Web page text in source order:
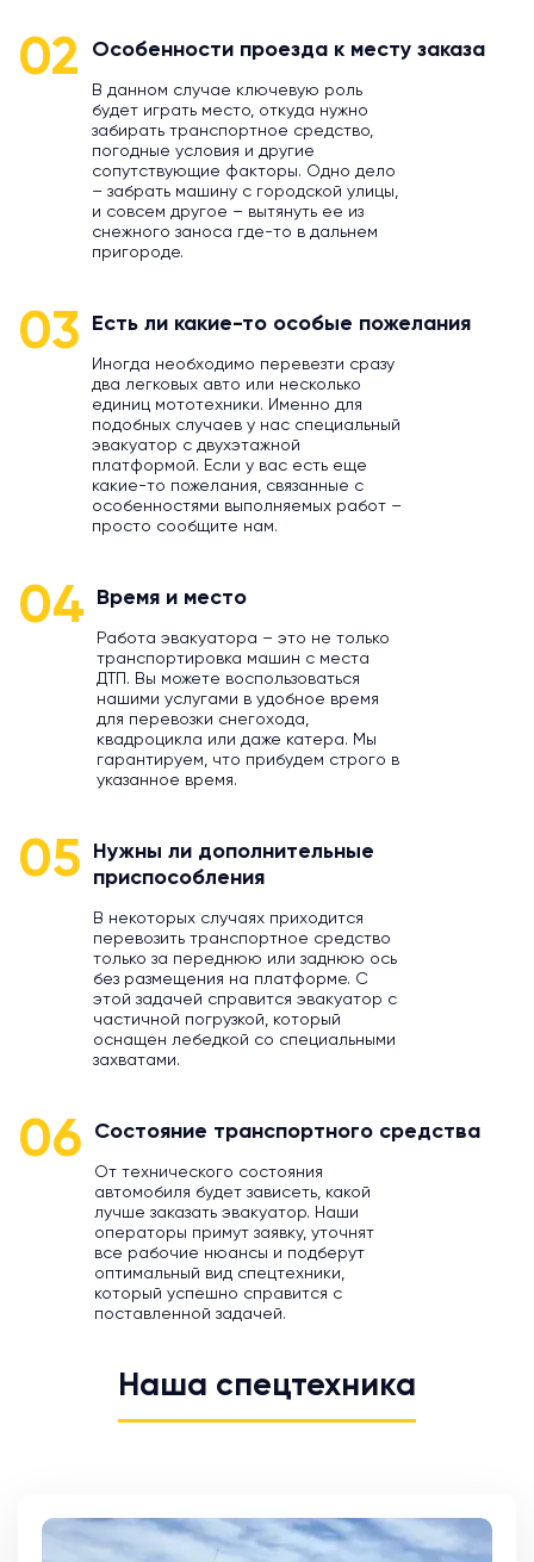
02 Особенности проезда к месту заказа
В данном случае ключевую роль
будет играть место, откуда нужно
забирать транспортное средство,
погодные условия и другие
сопутствующие факторы. Одно дело
– забрать машину с городской улицы,
и совсем другое – вытянуть ее из
снежного заноса где-то в дальнем
пригороде.
03 Есть ли какие-то особые пожелания
Иногда необходимо перевезти сразу
два легковых авто или несколько
единиц мототехники. Именно для
подобных случаев у нас специальный
эвакуатор с двухэтажной
платформой. Если у вас есть еще
какие-то пожелания, связанные с
особенностями выполняемых работ –
просто сообщите нам.
04 Время и место
Работа эвакуатора – это не только
транспортировка машин с места
ДТП. Вы можете воспользоваться
нашими услугами в удобное время
для перевозки снегохода,
квадроцикла или даже катера. Мы
гарантируем, что прибудем строго в
указанное время.
05
Нужны ли дополнительные
приспособления
В некоторых случаях приходится
перевозить транспортное средство
только за переднюю или заднюю ось
без размещения на платформе. С
этой задачей справится эвакуатор с
частичной погрузкой, который
оснащен лебедкой со специальными
захватами.
06 Состояние транспортного средства
От технического состояния
автомобиля будет зависеть, какой
лучше заказать эвакуатор. Наши
операторы примут заявку, уточнят
все рабочие нюансы и подберут
оптимальный вид спецтехники,
который успешно справится с
поставленной задачей.
Наша спецтехника